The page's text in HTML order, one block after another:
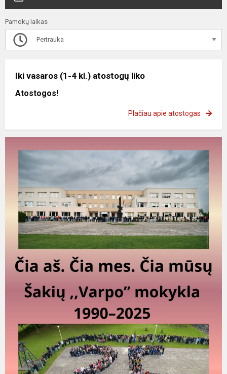
Pamokų laikas
Pertrauka
Iki vasaros (1-4 kl.) atostogų liko
Atostogos!
Plačiau apie atostogas